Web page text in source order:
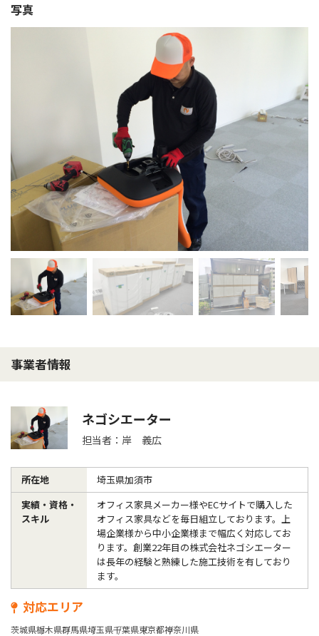
写真
事業者情報
ネゴシエーター
担当者：岸 義広
所在地
埼玉県加須市
実績・資格・
スキル
オフィス家具メーカー様やECサイトで購入した
オフィス家具などを毎日組立しております。上
場企業様から中小企業様まで幅広く対応してお
ります。創業22年目の株式会社ネゴシエーター
は長年の経験と熟練した施工技術を有しており
ます。
対応エリア
茨城県栃木県群馬県埼玉県千葉県東京都神奈川県